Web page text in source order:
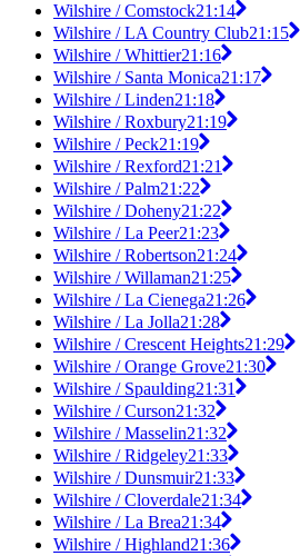
Wilshire / Comstock21:14
Wilshire / LA Country Club21:15
Wilshire / Whittier21:16
Wilshire / Santa Monica21:17
Wilshire / Linden21:18
Wilshire / Roxbury21:19
Wilshire / Peck21:19
Wilshire / Rexford21:21
Wilshire / Palm21:22
Wilshire / Doheny21:22
Wilshire / La Peer21:23
Wilshire / Robertson21:24
Wilshire / Willaman21:25
Wilshire / La Cienega21:26
Wilshire / La Jolla21:28
Wilshire / Crescent Heights21:29
Wilshire / Orange Grove21:30
Wilshire / Spaulding21:31
Wilshire / Curson21:32
Wilshire / Masselin21:32
Wilshire / Ridgeley21:33
Wilshire / Dunsmuir21:33
Wilshire / Cloverdale21:34
Wilshire / La Brea21:34
Wilshire / Highland21:36